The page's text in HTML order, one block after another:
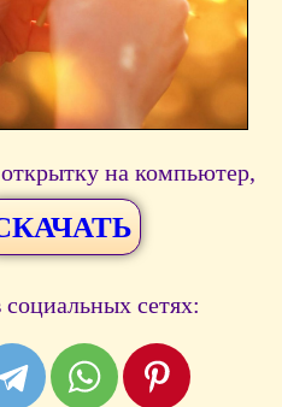
на компьютер,
сетях: